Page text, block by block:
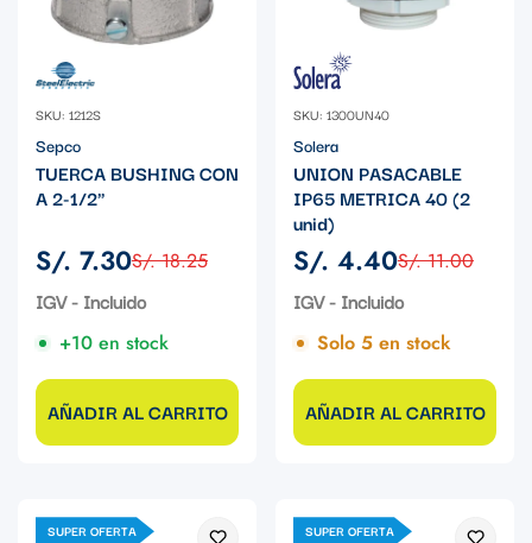
SKU: 1212S
Sepco
TUERCA BUSHING CON
A 2-1/2"
Precio
de
S/. 7.30
Precio
regular
S/. 18.25
IGV - Incluido
+10 en stock
AÑADIR AL CARRITO
SKU: 1300UN40
Solera
UNION PASACABLE
IP65 METRICA 40 (2
unid)
Precio
de
S/. 4.40
Precio
regular
S/. 11.00
IGV - Incluido
Solo 5 en stock
AÑADIR AL CARRITO
SUPER OFERTA SUPER OFERTA